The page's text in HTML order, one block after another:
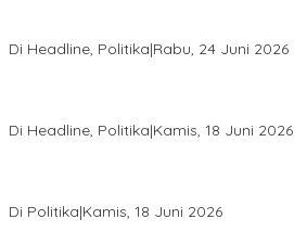
Di Headline, Politika|Rabu, 24 Juni 2026
Di Headline, Politika|Kamis, 18 Juni 2026
Di Politika|Kamis, 18 Juni 2026